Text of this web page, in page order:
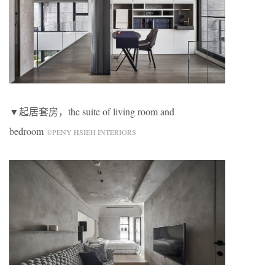
▼起居套房，the suite of living room and
bedroom ©PENY HSIEH INTERIORS